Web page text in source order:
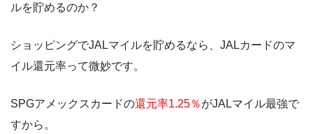
ルを貯めるのか？
ショッピングでJALマイルを貯めるなら、JALカードのマ
イル還元率って微妙です。
SPGアメックスカードの還元率1.25％がJALマイル最強で
すから。